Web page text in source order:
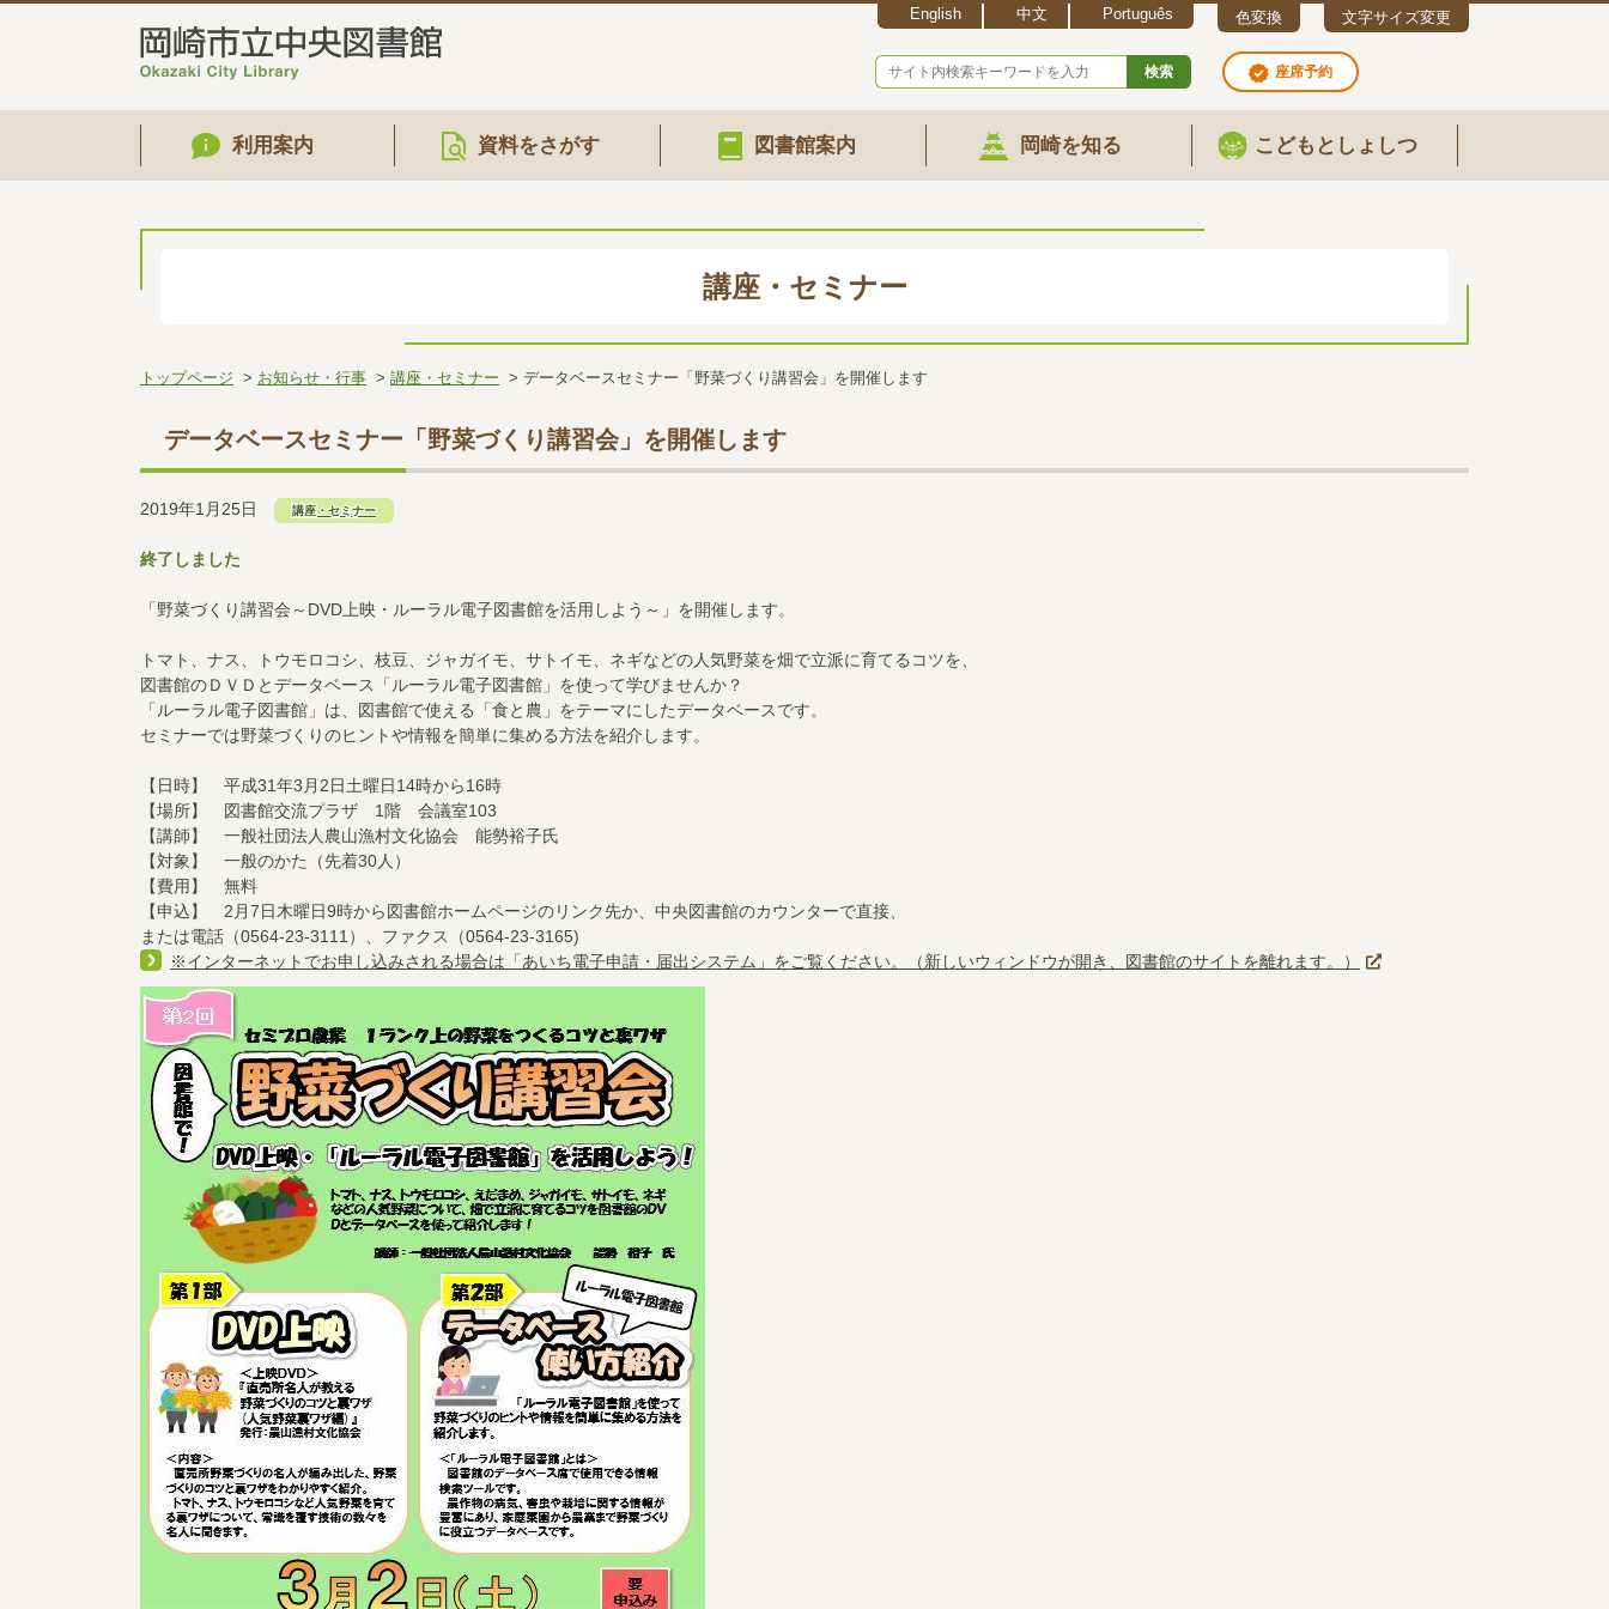
English 中文 Português 色変換 文字サイズ変更
検索 座席予約
利用案内 資料をさがす 図書館案内 岡崎を知る こどもとしょしつ
講座・セミナー
トップページ お知らせ・行事 講座・セミナー データベースセミナー「野菜づくり講習会」を開催します
データベースセミナー「野菜づくり講習会」を開催します
2019年1月25日 講座・セミナー
終了しました
「野菜づくり講習会～DVD上映・ルーラル電子図書館を活用しよう～」を開催します。
トマト、ナス、トウモロコシ、枝豆、ジャガイモ、サトイモ、ネギなどの人気野菜を畑で立派に育てるコツを、
図書館のＤＶＤとデータベース「ルーラル電子図書館」を使って学びませんか？
「ルーラル電子図書館」は、図書館で使える「食と農」をテーマにしたデータベースです。
セミナーでは野菜づくりのヒントや情報を簡単に集める方法を紹介します。
【日時】 平成31年3月2日土曜日14時から16時
【場所】 図書館交流プラザ 1階 会議室103
【講師】 一般社団法人農山漁村文化協会 能勢裕子氏
【対象】 一般のかた（先着30人）
【費用】 無料
【申込】 2月7日木曜日9時から図書館ホームページのリンク先か、中央図書館のカウンターで直接、
または電話（0564-23-3111）、ファクス（0564-23-3165)
※インターネットでお申し込みされる場合は「あいち電子申請・届出システム」をご覧ください。（新しいウィンドウが開き、図書館のサイトを離れます。）